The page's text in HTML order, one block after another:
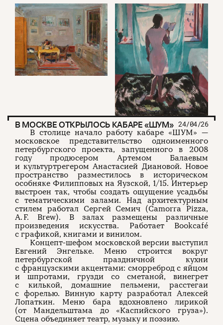
В МОСКВЕ ОТКРЫЛОСЬ КАБАРЕ «ШУМ» 24/04/26
В столице начало работу кабаре «ШУМ» —
московское представительство одноименного
петербургского проекта, запущенного в 2008
году продюсером Артемом Балаевым
и культуртрегером Анастасией Диановой. Новое
пространство разместилось в историческом
особняке Филипповых на Яузской, 1/15. Интерьер
выстроен так, чтобы создать ощущение усадьбы
с тематическими залами. Над архитектурным
стилем работал Сергей Семич (Camorra Pizza,
A. F. Brew). В залах размещены различные
произведения искусства. Работает Bookcafé
с графикой, книгами и винилом.
Концепт-шефом московской версии выступил
Евгений Энгельке. Меню строится вокруг
петербургской праздничной кухни
с французскими акцентами: сморреброд с яйцом
и шпротами, грузди со сметаной, винегрет
с килькой, домашние пельмени, расстегаи
с форелью. Винную карту разработал Алексей
Лопаткин. Меню бара вдохновлено лирикой
(от Мандельштама до «Каспийского груза»).
Сцена объединяет театр, музыку и поэзию.